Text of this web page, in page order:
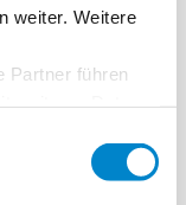
weiter. Weitere
Partner führen
gesammelt
Sie in unserer
Bausubstanz,
und Untergründe.